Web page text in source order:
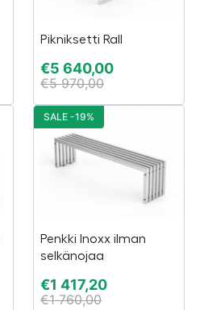
Pikniksetti Rall
€5 640,00
€5 970,00
Penkki Inoxx ilman
selkänojaa
€1 417,20
€1 760,00
SALE -19%